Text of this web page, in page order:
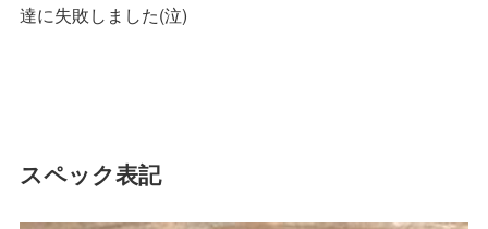
達に失敗しました(泣)
スペック表記